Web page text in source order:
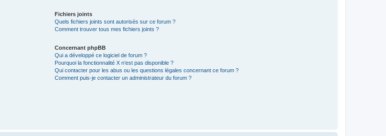
Fichiers joints
Quels fichiers joints sont autorisés sur ce forum ?
Comment trouver tous mes fichiers joints ?
Concernant phpBB
Qui a développé ce logiciel de forum ?
Pourquoi la fonctionnalité X n’est pas disponible ?
Qui contacter pour les abus ou les questions légales concernant ce forum ?
Comment puis-je contacter un administrateur du forum ?